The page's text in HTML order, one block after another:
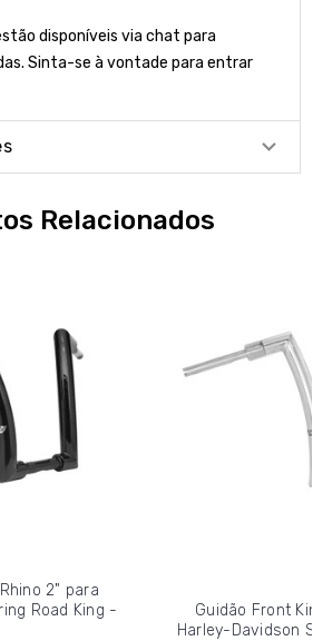
disponíveis via chat para
Sinta-se à vontade para entrar
Relacionados
2" para
Road King -
Guidão Front
Harley-Davidson